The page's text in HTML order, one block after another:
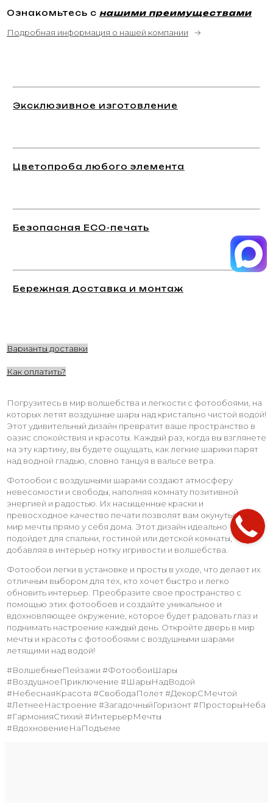
Ознакомьтесь с нашими преимуществами
Подробная информация о нашей компании →
Эксклюзивное изготовление
Цветопроба любого элемента
Безопасная ECO-печать
Бережная доставка и монтаж
Варианты доставки
Как оплатить?
Погрузитесь в мир волшебства и легкости с фотообоями, на
которых летят воздушные шары над кристально чистой водой!
Этот удивительный дизайн превратит ваше пространство в
оазис спокойствия и красоты. Каждый раз, когда вы взглянете
на эту картину, вы будете ощущать, как легкие шарики парят
над водной гладью, словно танцуя в вальсе ветра.
Фотообои с воздушными шарами создают атмосферу
невесомости и свободы, наполняя комнату позитивной
энергией и радостью. Их насыщенные краски и
превосходное качество печати позволят вам окунуться в
мир мечты прямо у себя дома. Этот дизайн идеально
подойдет для спальни, гостиной или детской комнаты,
добавляя в интерьер нотку игривости и волшебства.
Фотообои легки в установке и просты в уходе, что делает их
отличным выбором для тех, кто хочет быстро и легко
обновить интерьер. Преобразите свое пространство с
помощью этих фотообоев и создайте уникальное и
вдохновляющее окружение, которое будет радовать глаз и
поднимать настроение каждый день. Откройте дверь в мир
мечты и красоты с фотообоями с воздушными шарами
летящими над водой!
#ВолшебныеПейзажи #ФотообоиШары
#ВоздушноеПриключение #ШарыНадВодой
#НебеснаяКрасота #СвободаПолет #ДекорСМечтой
#ЛетнееНастроение #ЗагадочныйГоризонт #ПросторыНеба
#ГармонияСтихий #ИнтерьерМечты
#ВдохновениеНаПодъеме